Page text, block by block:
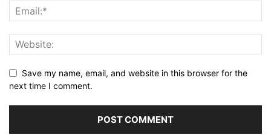
Save my name, email, and website in this browser for the
next time I comment.